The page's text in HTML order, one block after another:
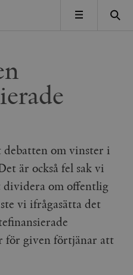
MENY
om vinster i
är också fel sak vi
om offentlig
vi ifrågasätta det
för given förtjänar att